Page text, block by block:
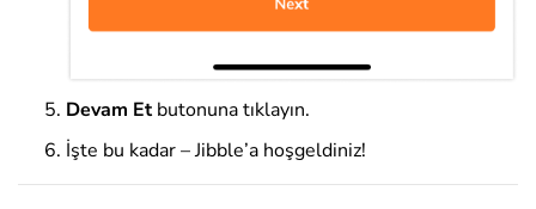
Devam Etbutonuna tıklayın.
İşte bu kadar – Jibble’a hoşgeldiniz!